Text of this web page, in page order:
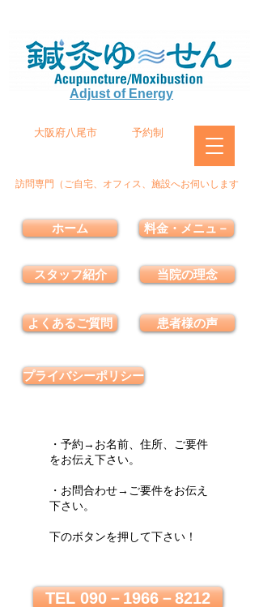
Adjust of Energy
大阪府八尾市 予約制
訪問専門（ご自宅、オフィス、施設へお伺いします
ホーム
スタッフ紹介
よくあるご質問
料金・メニュ－
当院の理念
患者様の声
プライバシーポリシー
・予約→お名前、住所、ご要件
をお伝え下さい。
・お問合わせ→ご要件をお伝え
下さい。
下のボタンを押して下さい！
TEL 090－1966－8212